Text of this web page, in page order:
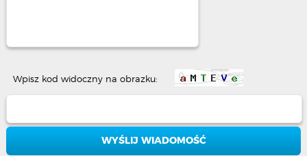
Wpisz kod widoczny na obrazku: